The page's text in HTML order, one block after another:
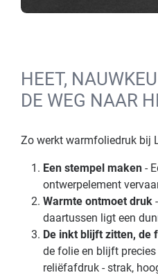
HEET,
DE WEG NAAR
Zo werkt warmfoliedruk bij
Een stempel maken -
ontwerpelement
Warmte ontmoet druk
daartussen ligt een
De inkt blijft zitten, de
de folie en blijft
reliëfafdruk - strak,